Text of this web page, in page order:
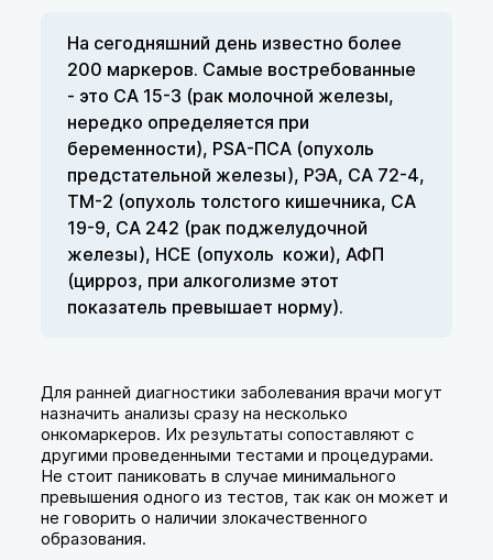
На сегодняшний день известно более
200 маркеров. Самые востребованные
- это СА 15-3 (рак молочной железы,
нередко определяется при
беременности), PSA-ПСА (опухоль
предстательной железы), РЭА, СА 72-4,
ТМ-2 (опухоль толстого кишечника, СА
19-9, СА 242 (рак поджелудочной
железы), НСЕ (опухоль кожи), АФП
(цирроз, при алкоголизме этот
показатель превышает норму).
Для ранней диагностики заболевания врачи могут
назначить анализы сразу на несколько
онкомаркеров. Их результаты сопоставляют с
другими проведенными тестами и процедурами.
Не стоит паниковать в случае минимального
превышения одного из тестов, так как он может и
не говорить о наличии злокачественного
образования.